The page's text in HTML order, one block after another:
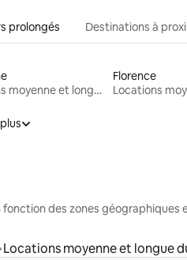
prolongés Destinations à
Locations moyenne et longue durée
Florence
des zones géographiques
Locations moyenne et longue